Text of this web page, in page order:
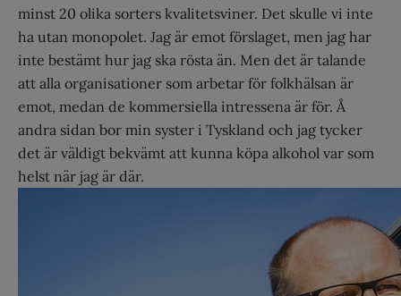
minst 20 olika sorters kvalitets­viner. Det skulle vi inte
ha utan monopolet. Jag är emot förslaget, men jag har
inte bestämt hur jag ska rösta än. Men det är talande
att alla organisationer som arbetar för folkhälsan är
emot, medan de kommersiella intressena är för. Å
andra sidan bor min syster i Tyskland och jag tycker
det är väldigt bekvämt att kunna köpa alkohol var som
helst när jag är där.